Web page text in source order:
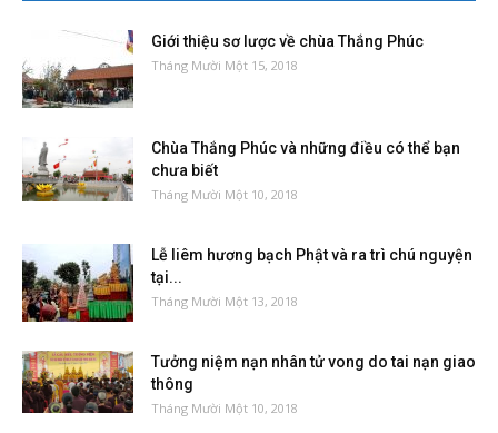
Giới thiệu sơ lược về chùa Thắng Phúc
Tháng Mười Một 15, 2018
Chùa Thắng Phúc và những điều có thể bạn
chưa biết
Tháng Mười Một 10, 2018
Lễ liêm hương bạch Phật và ra trì chú nguyện
tại...
Tháng Mười Một 13, 2018
Tưởng niệm nạn nhân tử vong do tai nạn giao
thông
Tháng Mười Một 10, 2018